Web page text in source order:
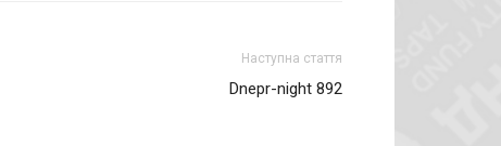
Наступна стаття
Dnepr-night 892